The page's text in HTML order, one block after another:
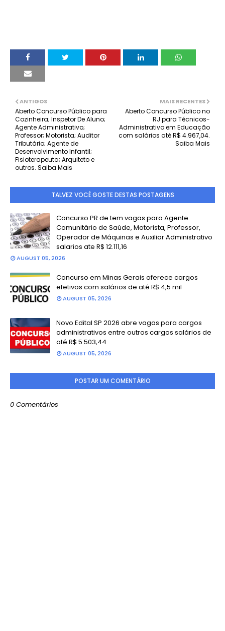
MAIS RECENTES
Aberto Concurso Público no
RJ para Técnicos-
Administrativo em Educação
com salários até R$ 4.967,04.
Saiba Mais
ANTIGOS
Aberto Concurso Público para
Cozinheira; Inspetor De Aluno;
Agente Administrativo;
Professor; Motorista; Auditor
Tributário; Agente de
Desenvolvimento Infantil;
Fisioterapeuta; Arquiteto e
outros. Saiba Mais
TALVEZ VOCÊ GOSTE DESTAS POSTAGENS
Concurso PR de tem vagas para Agente
Comunitário de Saúde, Motorista, Professor,
Operador de Máquinas e Auxiliar Administrativo
salarios ate R$ 12.111,16
AUGUST 05, 2026
Concurso em Minas Gerais oferece cargos
efetivos com salários de até R$ 4,5 mil
AUGUST 05, 2026
Novo Edital SP 2026 abre vagas para cargos
administrativos entre outros cargos salários de
até R$ 5.503,44
AUGUST 05, 2026
POSTAR UM COMENTÁRIO
0 Comentários